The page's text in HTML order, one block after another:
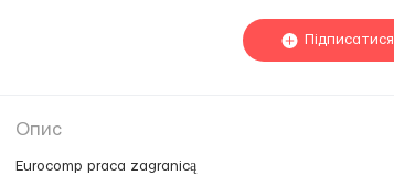
Підписатися
Опис
Eurocomp praca zagranicą